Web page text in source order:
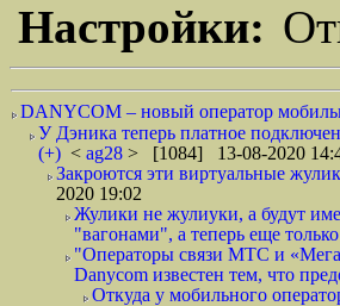
Настройки:
DANYCOM – новый оператор
У Дэника теперь платное
(+) < ag28 > [1084] 13-08-2020
Закроются эти виртуальные
2020 19:02
Жулики не жулиуки, а будут
"вагонами", а теперь еще
"Операторы связи МТС и
Danycom известен тем, что
Откуда у мобильного